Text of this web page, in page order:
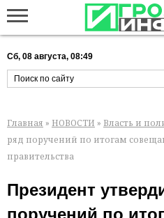
Сб, 08 августа, 08:49
Главная » НОВОСТИ » Власть и
ряд поручений по итогам
правительства
Президент